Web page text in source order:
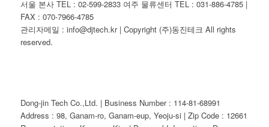
서울 본사 TEL : 02-599-2833 여주 물류센터 TEL : 031-886-4785 |
FAX : 070-7966-4785
관리자메일 : info@djtech.kr | Copyright (주)동진테크 All rights
reserved.
Dong-jin Tech Co.,Ltd. | Business Number : 114-81-68991
Address : 98, Ganam-ro, Ganam-eup, Yeoju-si | Zip Code : 12661